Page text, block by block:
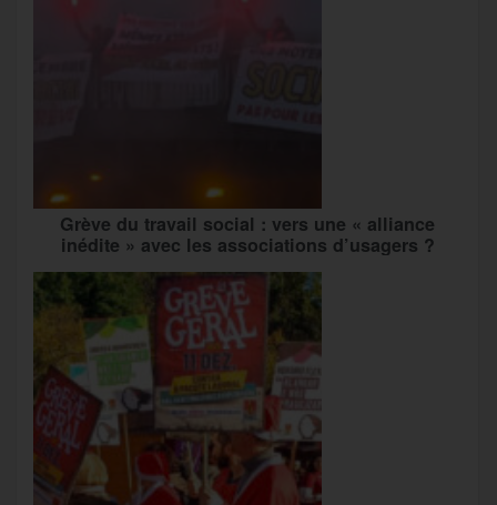
Grève du travail social : vers une « alliance
inédite » avec les associations d’usagers ?